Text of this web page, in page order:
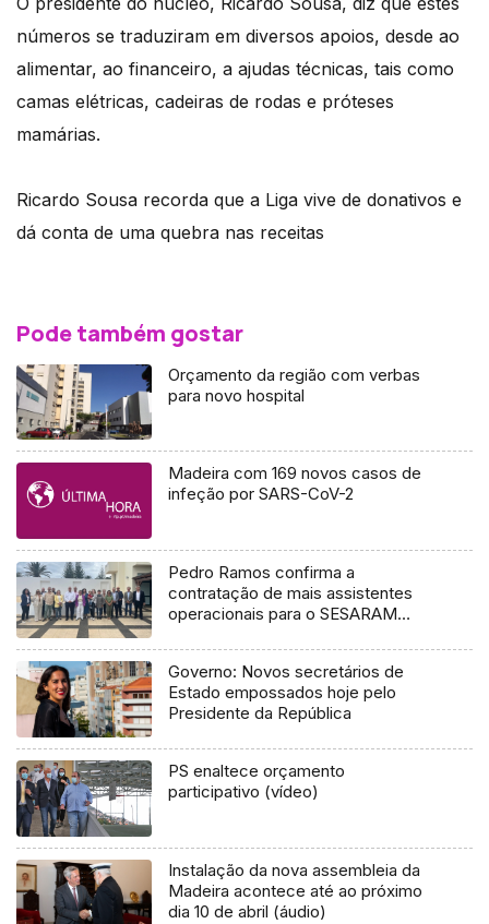
números se traduziram em diversos apoios, desde ao
alimentar, ao financeiro, a ajudas técnicas, tais como
camas elétricas, cadeiras de rodas e próteses
mamárias.
Ricardo Sousa recorda que a Liga vive de donativos e
dá conta de uma quebra nas receitas
Pode também gostar
Orçamento da região com verbas
para novo hospital
Madeira com 169 novos casos de
infeção por SARS-CoV-2
Pedro Ramos confirma a
contratação de mais assistentes
operacionais para o SESARAM
Governo: Novos secretários de
Estado empossados hoje pelo
Presidente da República
PS enaltece orçamento
participativo (vídeo)
Instalação da nova assembleia da
Madeira acontece até ao próximo
dia 10 de abril (áudio)